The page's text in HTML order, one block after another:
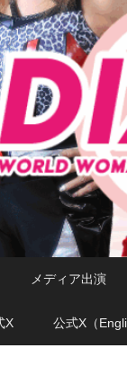
メディア出演
X 公式X（